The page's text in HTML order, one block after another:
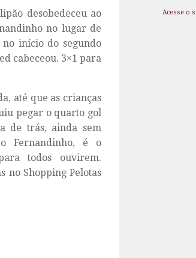
desobedeceu ao
no lugar de
início do segundo
cabeceou. 3×1 para
até que as crianças
pegar o quarto gol
de trás, ainda sem
Fernandinho, é o
todos ouvirem.
no Shopping Pelotas
Acesse o